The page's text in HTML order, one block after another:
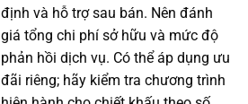
định và hỗ trợ sau bán. Nên đánh
giá tổng chi phí sở hữu và mức độ
phản hồi dịch vụ. Có thể áp dụng ưu
đãi riêng; hãy kiểm tra chương trình